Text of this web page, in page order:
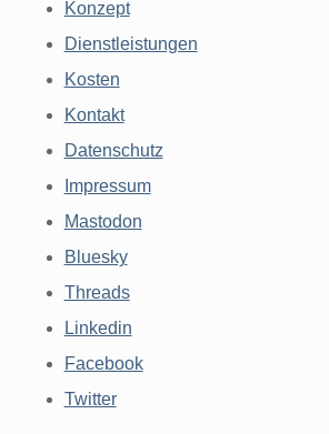
Konzept
Dienstleistungen
Kosten
Kontakt
Datenschutz
Impressum
Mastodon
Bluesky
Threads
Linkedin
Facebook
Twitter